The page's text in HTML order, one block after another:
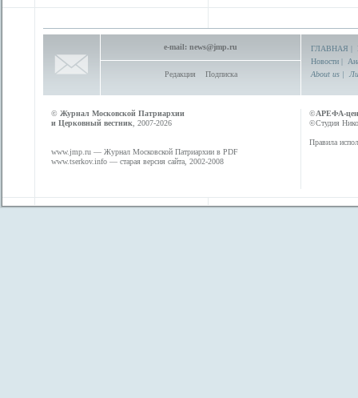
e-mail: news@jmp.ru
Редакция Подписка
ГЛАВНАЯ |
Новости |
About us |
© Журнал Московской Патриархии
и Церковный вестник , 2007-2026
www.jmp.ru — Журнал Московской Патриархии в PDF
www.tserkov.info — старая версия сайта, 2002-2008
©АРЕФА-
©Студия
Правила